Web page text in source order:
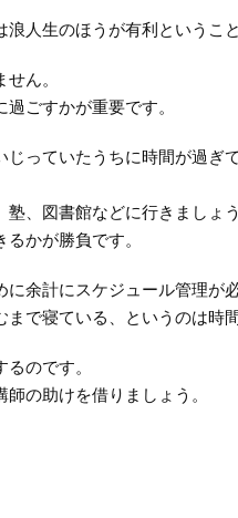
人生のほうが有利というこ
ん。
ごすかが重要です。
っていたうちに時間が過ぎ
、図書館などに行きましょう
かが勝負です。
余計にスケジュール管理が
で寝ている、というのは時
のです。
の助けを借りましょう。